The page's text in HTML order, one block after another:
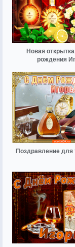
Новая
рождения
Поздравление для